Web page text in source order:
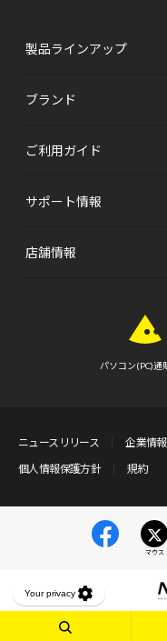
製品ラインアップ
ブランド
ご利用ガイド
サポート情報
店舗情報
パソコン(PC)通
ニュースリリース 企業情報
個人情報保護方針
規約
マウス